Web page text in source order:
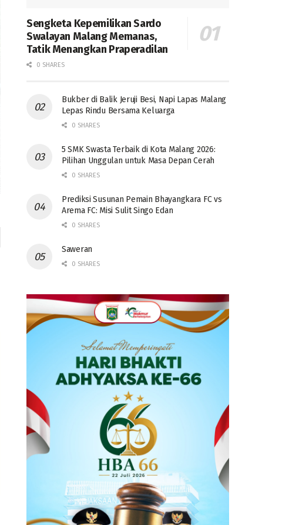
Sengketa Kepemilikan Sardo
Swalayan Malang Memanas,
Tatik Menangkan Praperadilan
0 SHARES
Bukber di Balik Jeruji Besi, Napi Lapas Malang
Lepas Rindu Bersama Keluarga
0 SHARES
5 SMK Swasta Terbaik di Kota Malang 2026:
Pilihan Unggulan untuk Masa Depan Cerah
0 SHARES
Prediksi Susunan Pemain Bhayangkara FC vs
Arema FC: Misi Sulit Singo Edan
0 SHARES
Saweran
0 SHARES